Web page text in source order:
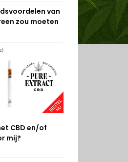
van
zou moeten
CBD en/of
mij?